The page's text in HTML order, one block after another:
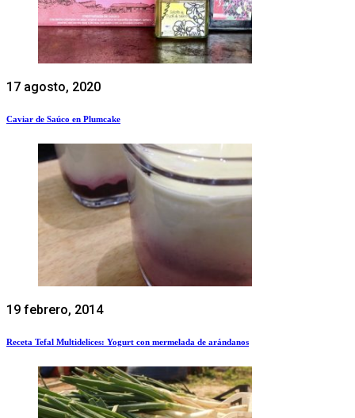
17 agosto, 2020
Caviar de Saúco en Plumcake
19 febrero, 2014
Receta Tefal Multidelices: Yogurt con mermelada de arándanos